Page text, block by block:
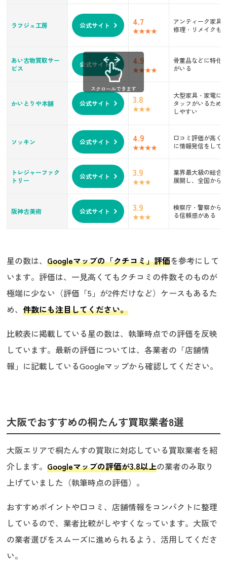
ラフジュ工房 公式サイト 4.7
アンティーク家具
修理・リメイクも
あい古物買取サー
ビス
公式サイト 4.9
骨董品などに特化
がいる
かいとりや本舗 公式サイト 3.8
大型家具・家電に
タッフがいるため
しやすい
ソッキン 公式サイト 4.9
口コミ評価が高く
に情報発信をして
トレジャーファク
トリー
公式サイト 3.9
業界最大級の総合
展開し、全国から
阪神古美術 公式サイト 3.9
検察庁・警察から
る信頼感がある
スクロールできます
星の数は、Googleマップの「クチコミ」評価を参考にして
います。評価は、一見高くてもクチコミの件数そのものが
極端に少ない（評価「5」が2件だけなど）ケースもあるた
め、件数にも注目してください。
比較表に掲載している星の数は、執筆時点での評価を反映
しています。最新の評価については、各業者の「店舗情
報」に記載しているGoogleマップから確認してください。
大阪でおすすめの桐たんす買取業者8選
大阪エリアで桐たんすの買取に対応している買取業者を紹
介します。Googleマップの評価が3.8以上の業者のみ取り
上げていました（執筆時点の評価）。
おすすめポイントや口コミ、店舗情報をコンパクトに整理
しているので、業者比較がしやすくなっています。大阪で
の業者選びをスムーズに進められるよう、活用してくださ
い。